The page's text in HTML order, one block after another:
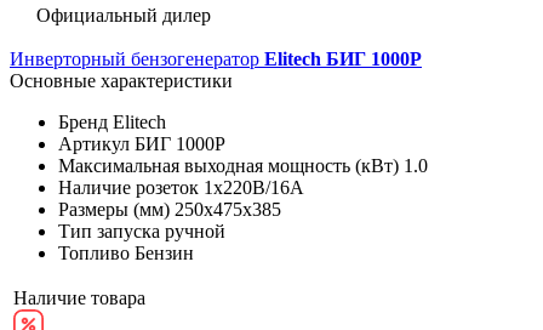
Официальный дилер
Инверторный бензогенератор Elitech БИГ 1000Р
Основные характеристики
Бренд Elitech
Артикул БИГ 1000Р
Максимальная выходная мощность (кВт) 1.0
Наличие розеток 1х220В/16A
Размеры (мм) 250х475х385
Тип запуска ручной
Топливо Бензин
Наличие товара